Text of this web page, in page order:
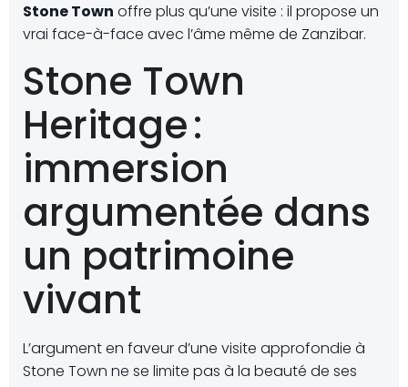
Stone Town offre plus qu’une visite : il propose un
vrai face-à-face avec l’âme même de Zanzibar.
Stone Town
Heritage :
immersion
argumentée dans
un patrimoine
vivant
L’argument en faveur d’une visite approfondie à
Stone Town ne se limite pas à la beauté de ses